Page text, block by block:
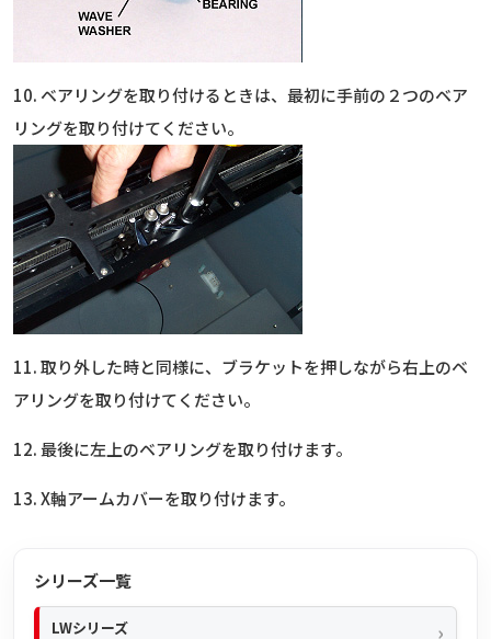
10. ベアリングを取り付けるときは、最初に手前の２つのベア
リングを取り付けてください。
11. 取り外した時と同様に、ブラケットを押しながら右上のベ
アリングを取り付けてください。
12. 最後に左上のベアリングを取り付けます。
13. X軸アームカバーを取り付けます。
シリーズ一覧
LWシリーズ